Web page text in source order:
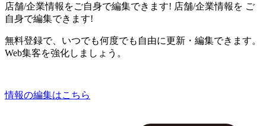
店舗/企業情報をご自身で編集できます! 店舗/企業情報を ご
自身で編集できます!
無料登録で、いつでも何度でも自由に更新・編集できます。
Web集客を強化しましょう。
情報の編集はこちら